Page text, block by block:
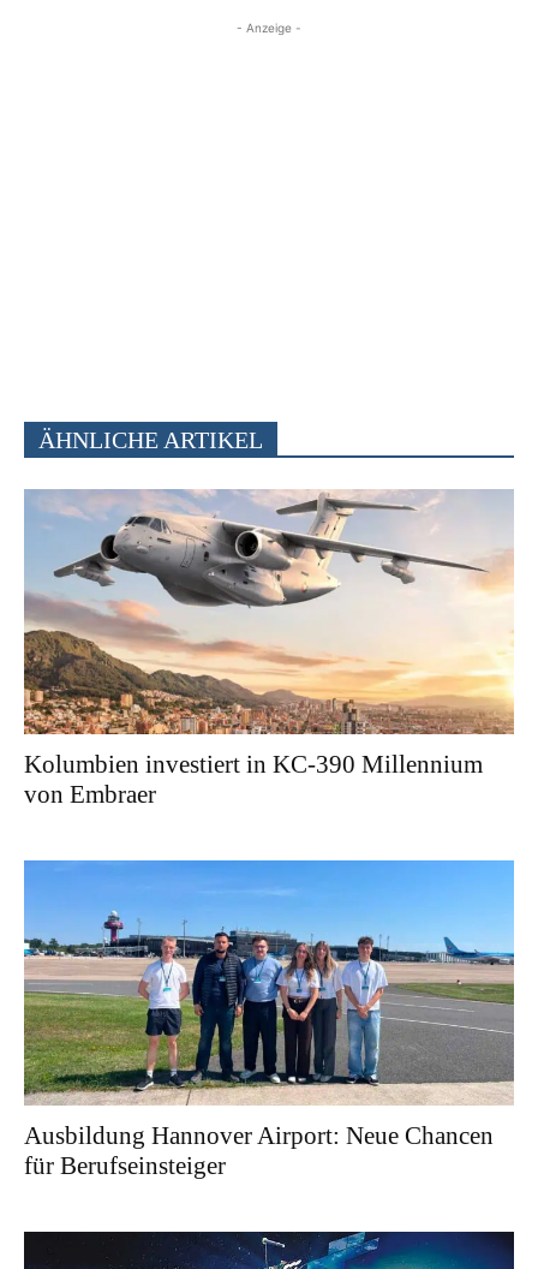
- Anzeige -
ÄHNLICHE ARTIKEL
Kolumbien investiert in KC-390 Millennium
von Embraer
Ausbildung Hannover Airport: Neue Chancen
für Berufseinsteiger